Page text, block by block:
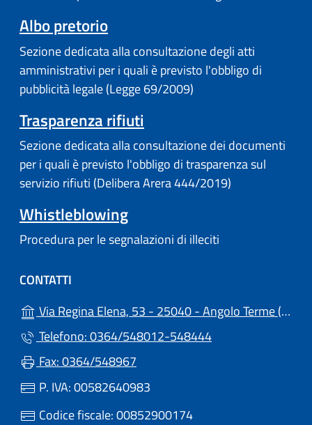
Albo pretorio
Sezione dedicata alla consultazione degli atti
amministrativi per i quali è previsto l'obbligo di
pubblicità legale (Legge 69/2009)
Trasparenza rifiuti
Sezione dedicata alla consultazione dei documenti
per i quali è previsto l'obbligo di trasparenza sul
servizio rifiuti (Delibera Arera 444/2019)
Whistleblowing
Procedura per le segnalazioni di illeciti
CONTATTI
Via Regina Elena, 53 - 25040 - Angolo Terme (BS)
Telefono: 0364/548012-548444
Fax: 0364/548967
P. IVA: 00582640983
Codice fiscale: 00852900174